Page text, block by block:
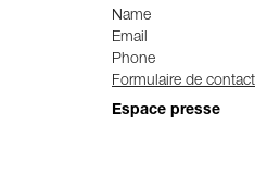
Name
Email
Phone
Formulaire de contact
Espace presse